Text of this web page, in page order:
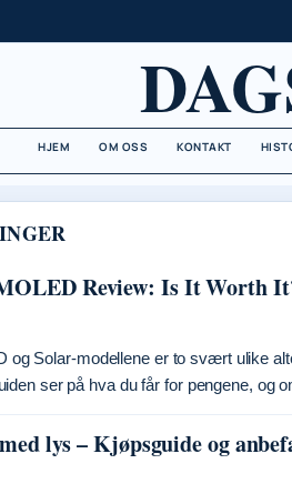
HJEM OM OSS KONTAKT
Review: Is It Worth
og Solar-modellene er to svært ulike
ser på hva du får for pengene,
lys – Kjøpsguide og